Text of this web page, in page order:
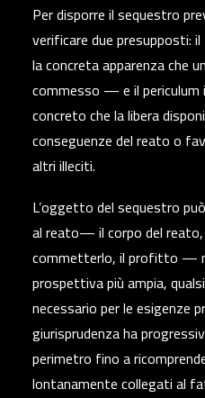
Per disporre il sequestro
verificare due presupposti: il
la concreta apparenza che
commesso — e il
concreto che la libera
conseguenze del reato o
altri illeciti.
L’oggetto del sequestro
al reato— il corpo del
commetterlo, il profitto —
prospettiva più ampia,
necessario per le esigenze
giurisprudenza ha
perimetro fino a
lontanamente collegati al